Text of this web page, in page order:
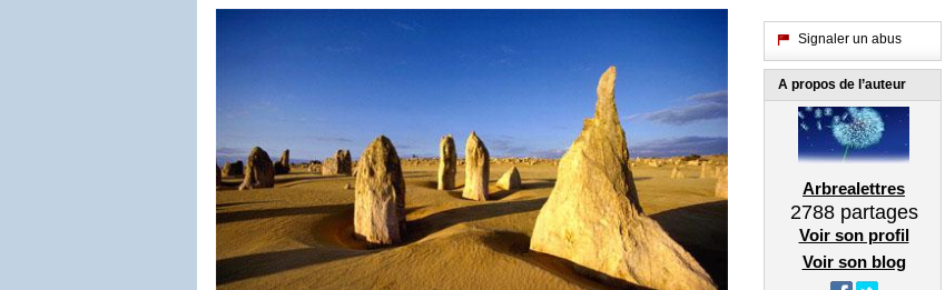
Signaler un abus
A propos de l’auteur
Arbrealettres
2788partages
Voir son profil
Voir son blog